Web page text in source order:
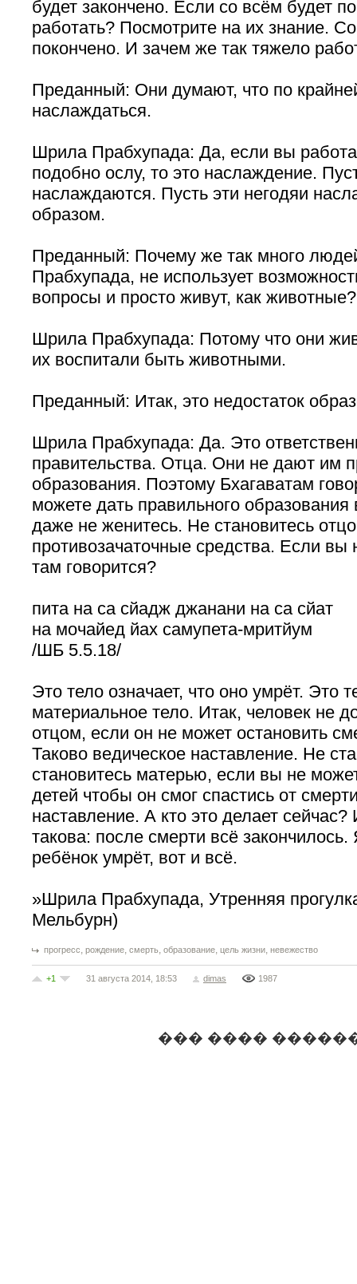
будет закончено. Если со всём будет
работать? Посмотрите на их знание.
покончено. И зачем же так тяжело
Преданный: Они думают, что по
наслаждаться.
Шрила Прабхупада: Да, если вы
подобно ослу, то это наслаждение.
наслаждаются. Пусть эти негодяи
образом.
Преданный: Почему же так много
Прабхупада, не использует
вопросы и просто живут, как животные?
Шрила Прабхупада: Потому что они
их воспитали быть животными.
Преданный: Итак, это недостаток
Шрила Прабхупада: Да. Это
правительства. Отца. Они не дают им
образования. Поэтому Бхагаватам
можете дать правильного
даже не женитесь. Не становитесь
противозачаточные средства. Если
там говорится?
пита на са сйадж джанани на са сйат
на мочайед йах самупета-мритйум
/ШБ 5.5.18/
Это тело означает, что оно умрёт. Это
материальное тело. Итак, человек не
отцом, если он не может остановить
Таково ведическое наставление. Не
становитесь матерью, если вы не
детей чтобы он смог спастись от
наставление. А кто это делает
такова: после смерти всё
ребёнок умрёт, вот и всё.
»Шрила Прабхупада, Утренняя
Мельбурн)
прогресс, рождение, смерть, образование, цель жизни, невежество
+1 31 августа 2014, 18:53 dimas 1987
��� ����